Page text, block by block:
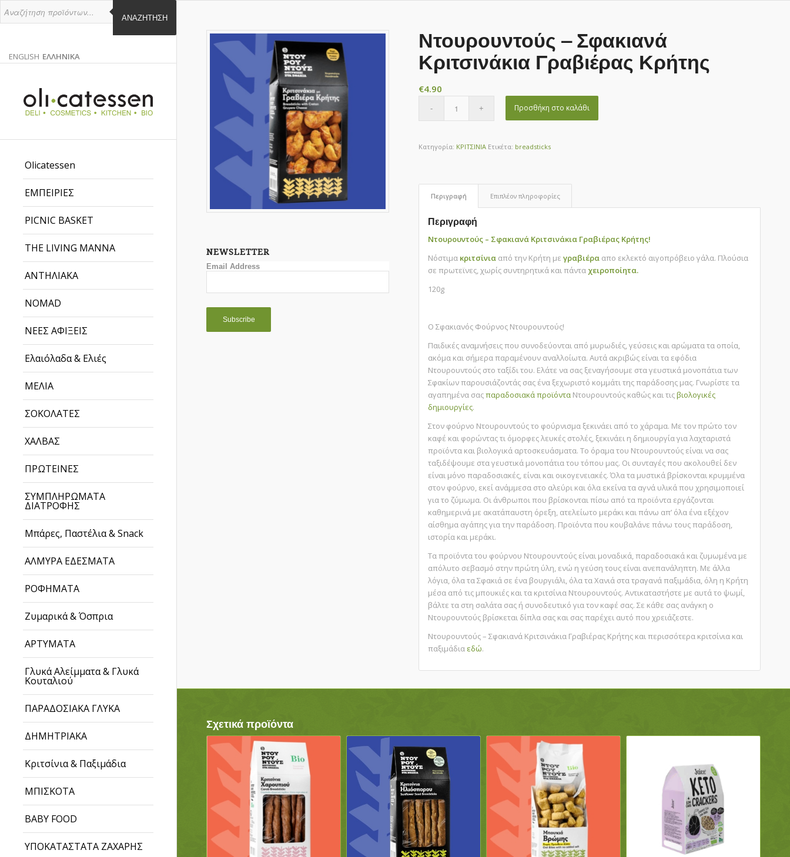
ΑΝΑΖΉΤΗΣΗ
ENGLISH ΕΛΛΗΝΙΚΑ
EL
Olicatessen
ΕΜΠΕΙΡΙΕΣ
PICNIC BASKET
THE LIVING MANNA
ΑΝΤΗΛΙΑΚΑ
NOMAD
ΝΕΕΣ ΑΦΙΞΕΙΣ
Ελαιόλαδα & Ελιές
ΜΕΛΙΑ
ΣΟΚΟΛΑΤΕΣ
ΧΑΛΒΑΣ
ΠΡΩΤΕΙΝΕΣ
ΣΥΜΠΛΗΡΩΜΑΤΑ
ΔΙΑΤΡΟΦΗΣ
Μπάρες, Παστέλια & Snack
ΑΛΜΥΡΑ ΕΔΕΣΜΑΤΑ
ΡΟΦΗΜΑΤΑ
Ζυμαρικά & Όσπρια
ΑΡΤΥΜΑΤΑ
Γλυκά Αλείμματα & Γλυκά
Κουταλιού
ΠΑΡΑΔΟΣΙΑΚΑ ΓΛΥΚΑ
ΔΗΜΗΤΡΙΑΚΑ
Κριτσίνια & Παξιμάδια
ΜΠΙΣΚΟΤΑ
BABY FOOD
ΥΠΟΚΑΤΑΣΤΑΤΑ ΖΑΧΑΡΗΣ
NEWSLETTER
Email Address
Ντουρουντούς – Σφακιανά
Κριτσινάκια Γραβιέρας Κρήτης
€4.90
Προσθήκη στο καλάθι
Κατηγορία: ΚΡΙΤΣΙΝΙΑ Ετικέτα: breadsticks
Περιγραφή Επιπλέον πληροφορίες
Περιγραφή
Ντουρουντούς – Σφακιανά Κριτσινάκια Γραβιέρας Κρήτης!
Νόστιμα κριτσίνια από την Κρήτη μεγραβιέρα απο εκλεκτό αιγοπρόβειο γάλα. Πλούσια
σε πρωτεϊνες, χωρίς συντηρητικά και πάντα χειροποίητα.
120g
Ο Σφακιανός Φούρνος Ντουρουντούς!
Παιδικές αναμνήσεις που συνοδεύονται από μυρωδιές, γεύσεις και αρώματα τα οποία,
ακόμα και σήμερα παραμένουν αναλλοίωτα. Αυτά ακριβώς είναι τα εφόδια
Ντουρουντούς στο ταξίδι του. Ελάτε να σας ξεναγήσουμε στα γευστικά μονοπάτια των
Σφακίων παρουσιάζοντάς σας ένα ξεχωριστό κομμάτι της παράδοσης μας. Γνωρίστε τα
αγαπημένα σαςπαραδοσιακά προϊόντα Ντουρουντούς καθώς και τιςβιολογικές
δημιουργίες.
Στον φούρνο Ντουρουντούς το φούρνισμα ξεκινάει από το χάραμα. Με τον πρώτο τον
καφέ και φορώντας τι όμορφες λευκές στολές, ξεκινάει η δημιουργία για λαχταριστά
προϊόντα και βιολογικά αρτοσκευάσματα. Το όραμα του Ντουρουντούς είναι να σας
ταξιδέψουμε στα γευστικά μονοπάτια του τόπου μας. Οι συνταγές που ακολουθεί δεν
είναι μόνο παραδοσιακές, είναι και οικογενειακές. Όλα τα μυστικά βρίσκονται κρυμμένα
στον φούρνο, εκεί ανάμμεσα στο αλεύρι και όλα εκείνα τα αγνά υλικά που χρησιμοποιεί
για το ζύμωμα. Οι άνθρωποι που βρίσκονται πίσω από τα προϊόντα εργάζονται
καθημερινά με ακατάπαυστη όρεξη, ατελείωτο μεράκι και πάνω απ’ όλα ένα εξέχον
αίσθημα αγάπης για την παράδοση. Προϊόντα που κουβαλάνε πάνω τους παράδοση,
ιστορία και μεράκι.
Τα προϊόντα του φούρνου Ντουρουντούς είναι μοναδικά, παραδοσιακά και ζυμωμένα με
απόλυτο σεβασμό στην πρώτη ύλη, ενώ η γεύση τους είναι ανεπανάληπτη. Με άλλα
λόγια, όλα τα Σφακιά σε ένα βουργιάλι, όλα τα Χανιά στα τραγανά παξιμάδια, όλη η Κρήτη
μέσα από τις μπουκιές και τα κριτσίνια Ντουρουντούς. Αντικαταστήστε με αυτά το ψωμί,
βάλτε τα στη σαλάτα σας ή συνοδευτικό για τον καφέ σας. Σε κάθε σας ανάγκη ο
Ντουρουντούς βρίσκεται δίπλα σας και σας παρέχει αυτό που χρειάζεστε.
Ντουρουντούς – Σφακιανά Κριτσινάκια Γραβιέρας Κρήτης και περισσότερα κριτσίνια και
παξιμάδια εδώ.
Σχετικά προϊόντα